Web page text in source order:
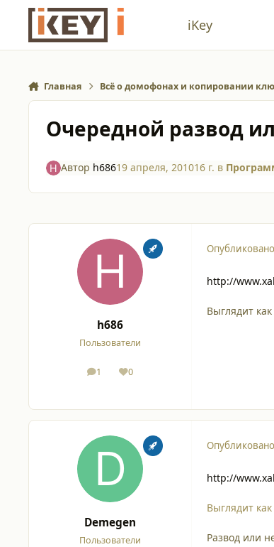
Перейти к содержанию
iKey
Главная Всё о домофонах и копировании
Очередной развод
Автор h68619 апреля, 201016 г. в
h686
Пользователи
1
сообщения
0
Репутация
Опубликовано
http://
Выглядит
Demegen
Пользователи
Опубликовано
http://
Выглядит
Развод или